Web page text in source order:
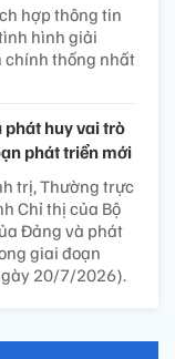
hợp thông tin
hình giải
chính thống nhất
phát huy vai trò
phát triển mới
trị, Thường trực
Chỉ thị của Bộ
Đảng và phát
giai đoạn
20/7/2026).